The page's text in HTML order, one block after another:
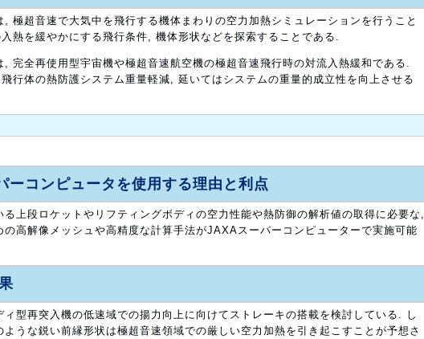
, 極超音速で大気中を飛行する機体まわりの空力加熱シミュレーションを行うこと
熱を緩やかにする飛行条件, 機体形状などを探索することである.
, 完全再使用型宇宙機や極超音速航空機の極超音速飛行時の対流入熱緩和である.
行体の熱防護システム重量軽減, 延いてはシステムの重量的成立性を向上させる
ーコンピュータを使用する理由と利点
る上段ロケットやリフティングボディの空力性能や熱防御の解析値の取得に必要な,
の高解像メッシュや高精度な計算手法がJAXAスーパーコンピューターで実施可能
ィ型再突入機の低速域での揚力向上に向けてストレーキの搭載を検討している. し
ような鋭い前縁形状は極超音速領域での厳しい空力加熱を引き起こすことが予想さ